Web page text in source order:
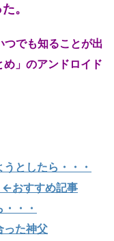
。
でも知ることが出
」のアンドロイド
としたら・・・
←おすすめ記事
・・
った神父